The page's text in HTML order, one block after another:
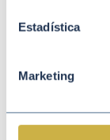
Estadística
Marketing
última milla
energético.